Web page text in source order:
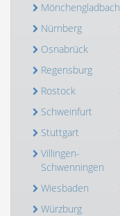
Mönchengladbach
Nürnberg
Osnabrück
Regensburg
Rostock
Schweinfurt
Stuttgart
Villingen-
Schwenningen
Wiesbaden
Würzburg